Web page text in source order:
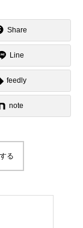
Share
Line
feedly
note
る